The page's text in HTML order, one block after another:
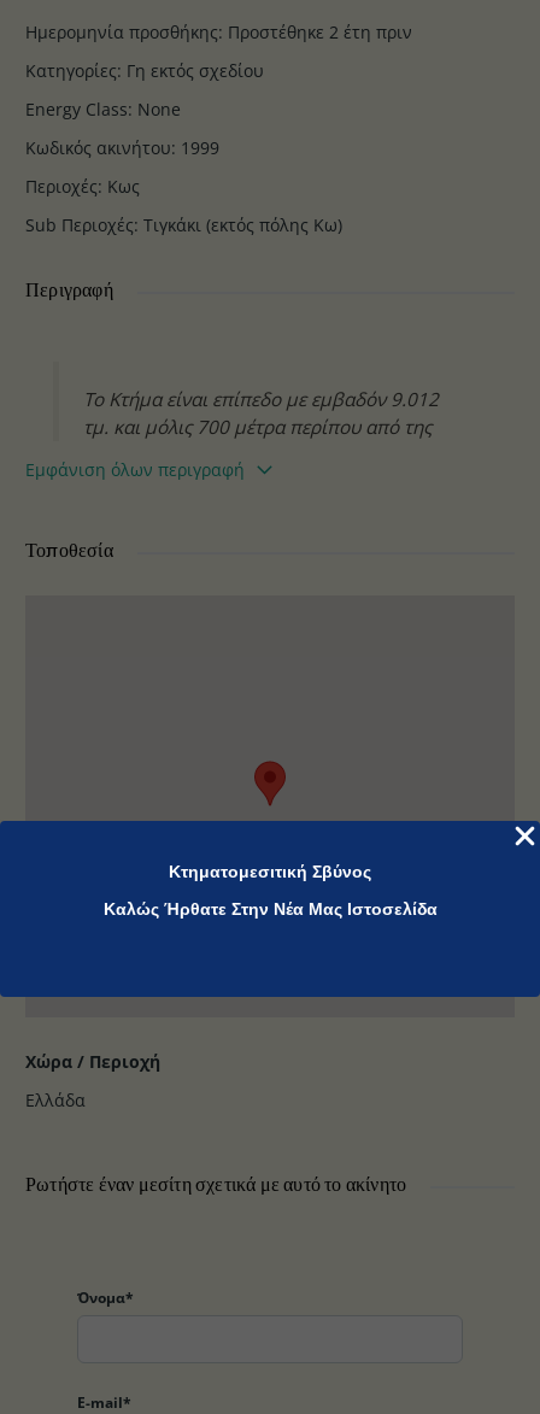
Κτηματομεσιτική Σβύνος
Καλώς Ήρθατε Στην Νέα Μας Ιστοσελίδα
Ημερομηνία προσθήκης: Προστέθηκε 2 έτη πριν
Κατηγορίες: Γη εκτός σχεδίου
Energy Class: None
Κωδικός ακινήτου: 1999
Περιοχές: Κως
Sub Περιοχές: Τιγκάκι (εκτός πόλης Κω)
Περιγραφή
Το Κτήμα είναι επίπεδο με εμβαδόν 9.012
τμ. και μόλις 700 μέτρα περίπου από της
Βρίσκεται μέσα στην εγκεκριμένη
οποιαδήποτε εκμετάλλευση τουριστικού
ενδιαφέροντος, ή ανέγερση πολυτελών
Εμφάνιση όλων περιγραφή
Τοποθεσία
Χώρα / Περιοχή
Ελλάδα
Ρωτήστε έναν μεσίτη σχετικά με αυτό το ακίνητο
Όνομα*
E-mail*